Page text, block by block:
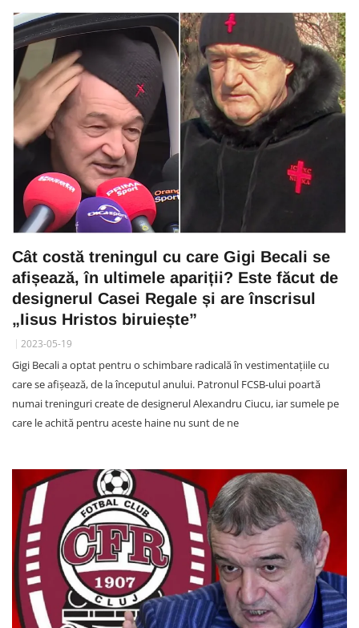
Cât costă treningul cu care Gigi Becali se
afișează, în ultimele apariții? Este făcut de
designerul Casei Regale și are înscrisul
„Iisus Hristos biruiește”
2023-05-19
Gigi Becali a optat pentru o schimbare radicală în vestimentațiile cu
care se afișează, de la începutul anului. Patronul FCSB-ului poartă
numai treninguri create de designerul Alexandru Ciucu, iar sumele pe
care le achită pentru aceste haine nu sunt de ne